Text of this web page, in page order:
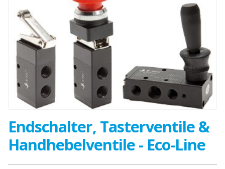
Endschalter, Tasterventile &
Handhebelventile - Eco-Line